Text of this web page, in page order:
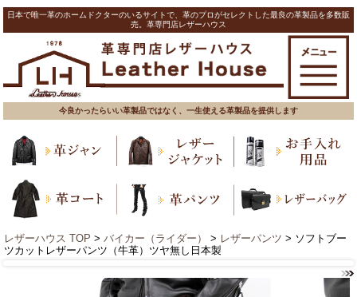
日本で唯一革のホームドクターのいるサイトで、革のプロがセレクトした最良の革製品を多数販
売。革専門店レザーハウス
今良かったらいい革製品ではなく、一生使える革製品を提供します
レザーハウス TOP > バイカー（ライダー） > レザーパンツ > ソフトブー
ツカットレザーパンツ（牛革）ツヤ無し日本製